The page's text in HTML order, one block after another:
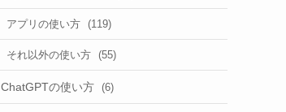
アプリの使い方 (119)
それ以外の使い方 (55)
ChatGPTの使い方 (6)